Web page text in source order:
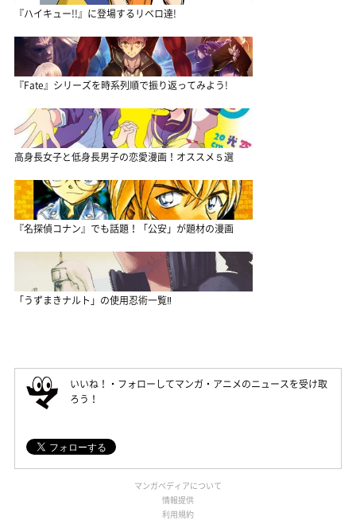
『ハイキュー!!』に登場するリベロ達!
『Fate』シリーズを時系列順で振り返ってみよう!
高身長女子と低身長男子の恋愛漫画！オススメ５選
『名探偵コナン』でも話題！「公安」が題材の漫画
「うずまきナルト」の使用忍術一覧‼
いいね！・フォローしてマンガ・アニメのニュースを受け取
ろう！
マンガペディアについて
情報提供
利用規約